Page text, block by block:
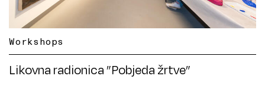
Workshops
Likovna radionica ”Pobjeda žrtve”